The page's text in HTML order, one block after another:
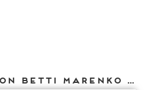
Weitere Texte von Betti Marenko bei DIAPHANES